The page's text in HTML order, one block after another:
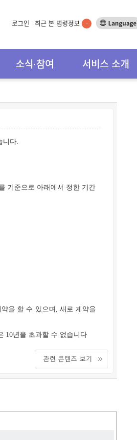
로그인 최근 본 법령정보 - Language
소식∙참여 서비스 소개
니다.
기준으로 아래에서 정한 기간
을 할 수 있으며, 새로 계약을
10년을 초과할 수 없습니다